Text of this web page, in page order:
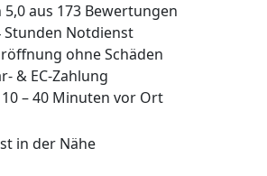
5,0 aus 173 Bewertungen
Stunden Notdienst
ohne Schäden
& EC-Zahlung
– 40 Minuten vor Ort
in der Nähe